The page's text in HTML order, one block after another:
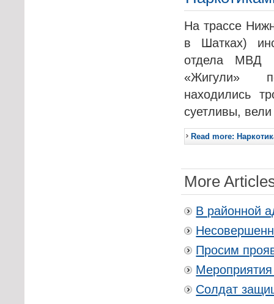
На трассе
в Шатках)
отдела МВД
«Жигули»
находились
суетливы,
Read more:
More
В районной
Просим
Солдат